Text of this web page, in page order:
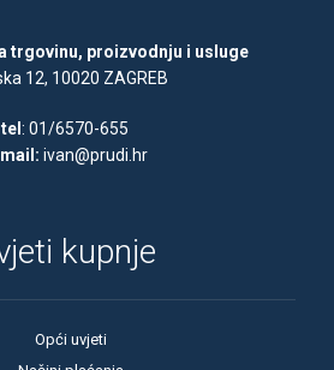
trgovinu, proizvodnju i usluge
12, 10020 ZAGREB
tel : 01/6570-655
ivan@prudi.hr
kupnje
Opći uvjeti